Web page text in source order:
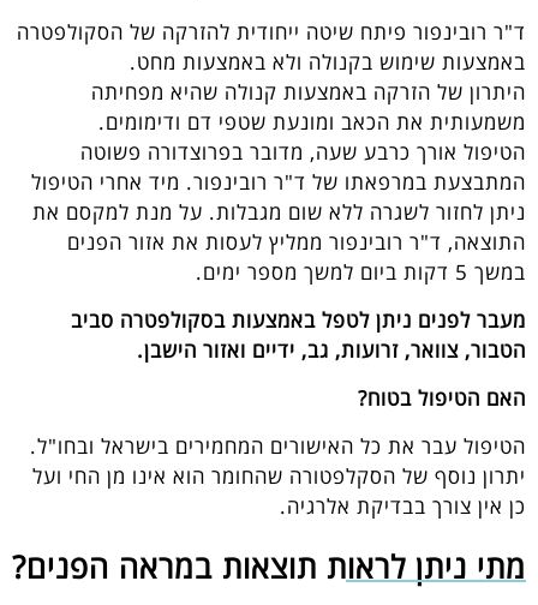
ד"ר רובינפור פיתח שיטה ייחודית להזרקה של הסקולפטרה
באמצעות שימוש בקנולה ולא באמצעות מחט.
היתרון של הזרקה באמצעות קנולה שהיא מפחיתה
משמעותית את הכאב ומונעת שטפי דם ודימומים.
הטיפול אורך כרבע שעה, מדובר בפרוצדורה פשוטה
המתבצעת במרפאתו של ד"ר רובינפור. מיד אחרי הטיפול
ניתן לחזור לשגרה ללא שום מגבלות. על מנת למקסם את
התוצאה, ד"ר רובינפור ממליץ לעסות את אזור הפנים
במשך 5 דקות ביום למשך מספר ימים.
מעבר לפנים ניתן לטפל באמצעות בסקולפטרה סביב
הטבור, צוואר, זרועות, גב, ידיים ואזור הישבן.
האם הטיפול בטוח?
הטיפול עבר את כל האישורים המחמירים בישראל ובחו"ל.
יתרון נוסף של הסקלפטורה שהחומר הוא אינו מן החי ועל
כן אין צורך בבדיקת אלרגיה.
מתי ניתן לראות תוצאות במראה הפנים?